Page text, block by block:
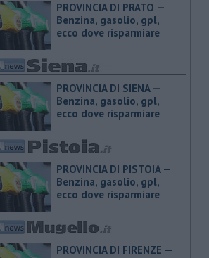
PROVINCIA DI PRATO — ​
Benzina, gasolio, gpl,
ecco dove risparmiare
PROVINCIA DI SIENA — ​
Benzina, gasolio, gpl,
ecco dove risparmiare
PROVINCIA DI PISTOIA — ​
Benzina, gasolio, gpl,
ecco dove risparmiare
PROVINCIA DI FIRENZE — ​